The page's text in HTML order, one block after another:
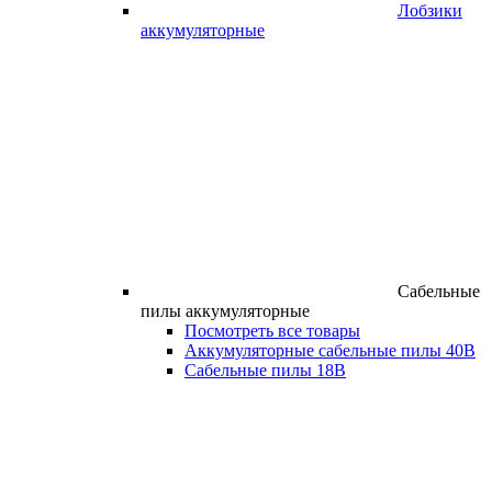
Лобзики
аккумуляторные
Сабельные
пилы аккумуляторные
Посмотреть все товары
Аккумуляторные сабельные пилы 40В
Сабельные пилы 18В